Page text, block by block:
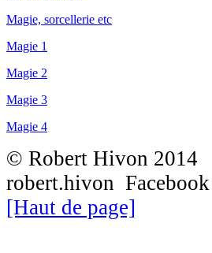
Magie, sorcellerie etc
Magie 1
Magie 2
Magie 3
Magie 4
© Robert Hivon
robert.hivon
[Haut de page]